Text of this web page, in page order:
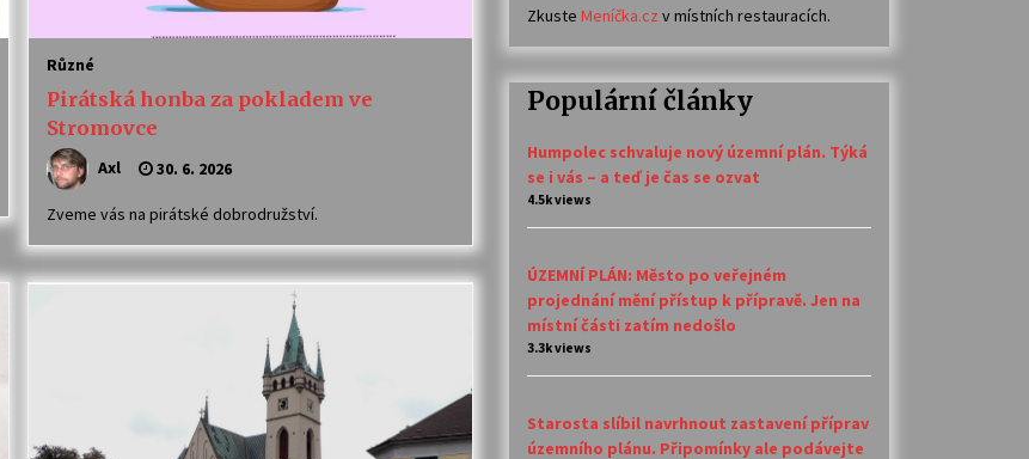
Různé
Pirátská honba za pokladem ve
Stromovce
Axl 30. 6. 2026
Zveme vás na pirátské dobrodružství.
Zkuste Meníčka.cz v místních restauracích.
Populární články
Humpolec schvaluje nový územní plán. Týká
se i vás – a teď je čas se ozvat
4.5k views
ÚZEMNÍ PLÁN: Město po veřejném
projednání mění přístup k přípravě. Jen na
místní části zatím nedošlo
3.3k views
Starosta slíbil navrhnout zastavení příprav
územního plánu. Připomínky ale podávejte